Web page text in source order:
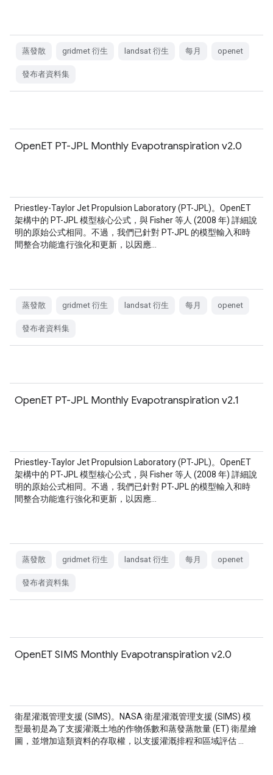
蒸發散 gridmet 衍生 landsat 衍生 每月 openet
發布者資料集
OpenET PT-JPL Monthly Evapotranspiration v2.0
Priestley-Taylor Jet Propulsion Laboratory (PT-JPL)。OpenET
架構中的 PT-JPL 模型核心公式，與 Fisher 等人 (2008 年) 詳細說
明的原始公式相同。不過，我們已針對 PT-JPL 的模型輸入和時
間整合功能進行強化和更新，以因應…
蒸發散 gridmet 衍生 landsat 衍生 每月 openet
發布者資料集
OpenET PT-JPL Monthly Evapotranspiration v2.1
Priestley-Taylor Jet Propulsion Laboratory (PT-JPL)。OpenET
架構中的 PT-JPL 模型核心公式，與 Fisher 等人 (2008 年) 詳細說
明的原始公式相同。不過，我們已針對 PT-JPL 的模型輸入和時
間整合功能進行強化和更新，以因應…
蒸發散 gridmet 衍生 landsat 衍生 每月 openet
發布者資料集
OpenET SIMS Monthly Evapotranspiration v2.0
衛星灌溉管理支援 (SIMS)。NASA 衛星灌溉管理支援 (SIMS) 模
型最初是為了支援灌溉土地的作物係數和蒸發蒸散量 (ET) 衛星繪
圖，並增加這類資料的存取權，以支援灌溉排程和區域評估 …